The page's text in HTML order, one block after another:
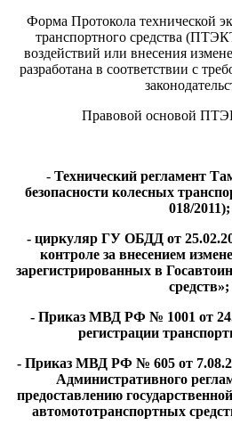
Форма Протокола технической
транспортного средства
воздействий или внесения
разработана в соответствии с
Правовой основой
- Технический регламент
безопасности колесных
018/2011);
- циркуляр ГУ ОБДД от
контроле за внесением
зарегистрированных в
средств»;
- Приказ МВД РФ № 1001 от
регистрации
- Приказ МВД РФ № 605 от
Административного
предоставлению
автомототранспортных